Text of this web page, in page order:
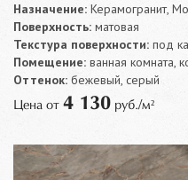
Назначение: Керамогранит,
Поверхность: матовая
Текстура поверхности: под
Помещение: ванная комната,
Оттенок: бежевый, серый
Цена от 4 130 руб./м²